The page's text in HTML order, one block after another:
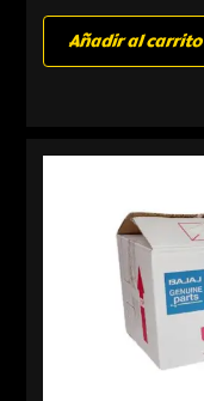
Añadir al carrito